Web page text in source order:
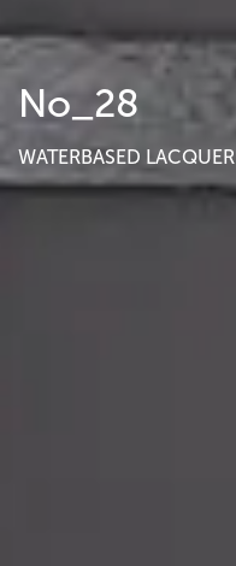
No_28
WATERBASED LACQUER